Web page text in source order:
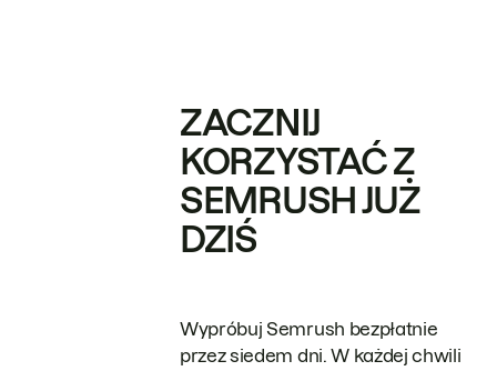
ZACZNIJ
KORZYSTAĆ Z
SEMRUSH JUŻ
DZIŚ
Wypróbuj Semrush bezpłatnie
przez siedem dni. W każdej chwili